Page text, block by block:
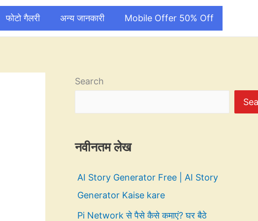
फोटो गैलरी अन्य जानकारी Mobile Offer 50% Off
Search
नवीनतम लेख
AI Story Generator Free | AI Story
Generator Kaise kare
Pi Network से पैसे कैसे कमाएं? घर बैठे